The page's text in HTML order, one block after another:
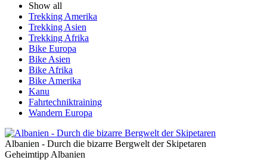
Show all
Trekking Amerika
Trekking Asien
Trekking Afrika
Bike Europa
Bike Asien
Bike Afrika
Bike Amerika
Kanu
Fahrtechniktraining
Wandern Europa
Albanien - Durch die bizarre Bergwelt der Skipetaren
Geheimtipp Albanien